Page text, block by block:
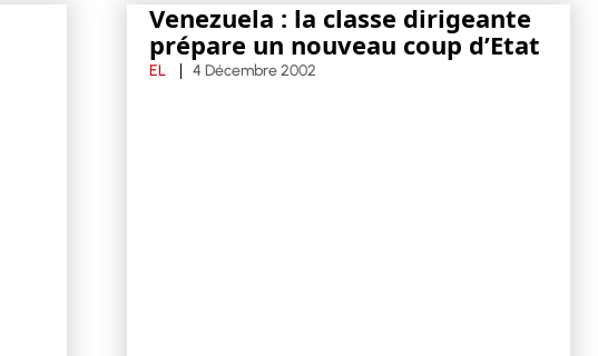
Venezuela : la classe dirigeante
prépare un nouveau coup d’Etat
EL 4 Décembre 2002